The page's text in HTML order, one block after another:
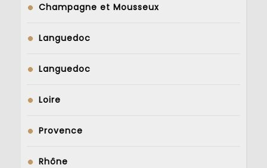
Champagne et Mousseux
Languedoc
Languedoc
Loire
Provence
Rhône